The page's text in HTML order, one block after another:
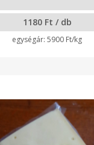
1180 Ft / db
5900 Ft/kg